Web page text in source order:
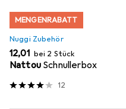
MENGENRABATT
Nuggi Zubehör
EUR
12,01 bei 2 Stück
Nattou Schnullerbox
12